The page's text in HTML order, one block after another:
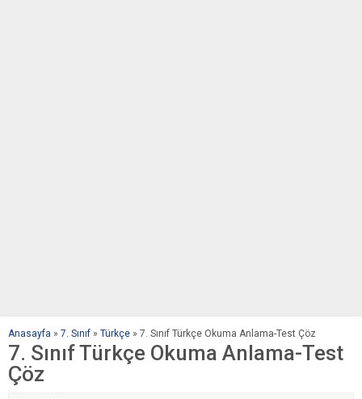
Anasayfa » 7. Sınıf » Türkçe » 7. Sınıf Türkçe Okuma Anlama-Test Çöz
7. Sınıf Türkçe Okuma Anlama-Test
Çöz